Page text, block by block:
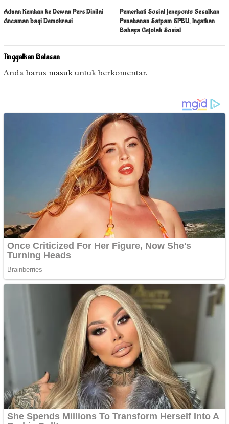
Aduan Kemhan ke Dewan Pers Dinilai
Ancaman bagi Demokrasi
Pemerhati Sosial Jeneponto Sesalkan
Penahanan Satpam SPBU, Ingatkan
Bahaya Gejolak Sosial
Tinggalkan Balasan
Anda harus masuk untuk berkomentar.